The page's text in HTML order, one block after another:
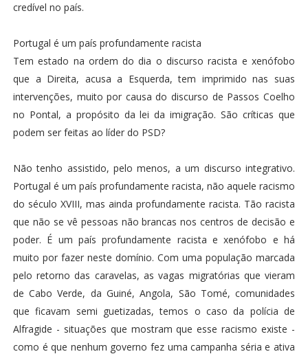
credível no país.
Portugal é um país profundamente racista
Tem estado na ordem do dia o discurso racista e xenófobo
que a Direita, acusa a Esquerda, tem imprimido nas suas
intervenções, muito por causa do discurso de Passos Coelho
no Pontal, a propósito da lei da imigração. São críticas que
podem ser feitas ao líder do PSD?
Não tenho assistido, pelo menos, a um discurso integrativo.
Portugal é um país profundamente racista, não aquele racismo
do século XVIII, mas ainda profundamente racista. Tão racista
que não se vê pessoas não brancas nos centros de decisão e
poder. É um país profundamente racista e xenófobo e há
muito por fazer neste domínio. Com uma população marcada
pelo retorno das caravelas, as vagas migratórias que vieram
de Cabo Verde, da Guiné, Angola, São Tomé, comunidades
que ficavam semi guetizadas, temos o caso da polícia de
Alfragide - situações que mostram que esse racismo existe -
como é que nenhum governo fez uma campanha séria e ativa